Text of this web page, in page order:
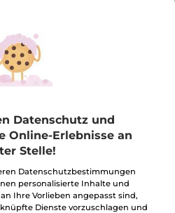
18,76€
WARENKORB
Datenschutz und
Online-Erlebnisse an
Stelle!
Datenschutzbestimmungen
personalisierte Inhalte und
Ihre Vorlieben angepasst sind,
Dienste vorzuschlagen und